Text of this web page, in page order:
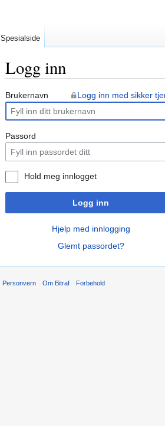
Logg inn
Hopp
navigering
Hopp
søk
Brukernavn Logg inn med sikker
Passord
Hold meg innlogget
Logg inn
Hjelp med innlogging
Glemt passordet?
Spesialside
Personvern Om Bitraf Forbehold